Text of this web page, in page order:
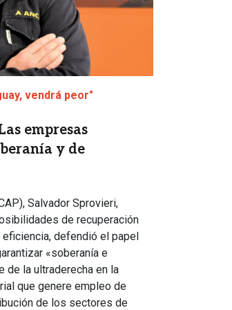
vendrá peor"
empresas
y de
Salvador Sprovieri,
de recuperación
defendió el papel
«soberanía e
de la ultraderecha en la
que genere empleo de
de los sectores de